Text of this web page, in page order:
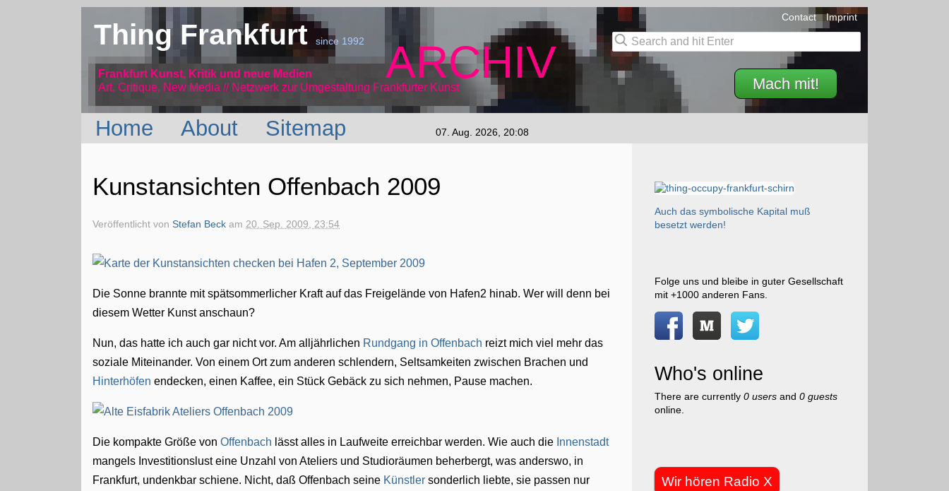
Thing Frankfurtsince 1992
Frankfurt Kunst, Kritik und neue Medien
Art, Critique, New Media // Netzwerk
ARCHIV
zur Umgestaltung Frankfurter Kunst Mach mit!
Contact Imprint
Home About Sitemap 07. Aug. 2026, 20:08
Kunstansichten Offenbach 2009
Veröffentlicht vonStefan Beck am20. Sep. 2009, 23:54
Die Sonne brannte mit spätsommerlicher Kraft auf das Freigelände von Hafen2 hinab. Wer will denn bei
diesem Wetter Kunst anschaun?
Nun, das hatte ich auch gar nicht vor. Am alljährlichen Rundgang in Offenbach reizt mich viel mehr das
soziale Miteinander. Von einem Ort zum anderen schlendern, Seltsamkeiten zwischen Brachen und
Hinterhöfen endecken, einen Kaffee, ein Stück Gebäck zu sich nehmen, Pause machen.
Die kompakte Größe vonOffenbach lässt alles in Laufweite erreichbar werden. Wie auch die Innenstadt
mangels Investitionslust eine Unzahl von Ateliers und Studioräumen beherbergt, was anderswo, in
Frankfurt, undenkbar schiene. Nicht, daß Offenbach seine Künstler sonderlich liebte, sie passen nur
Auch das symbolische Kapital muß
besetzt werden!
Folge uns und bleibe in guter Gesellschaft
mit +1000 anderen Fans.
Who's online
There are currently 0 usersand 0 guests
online.
Wir hören Radio X